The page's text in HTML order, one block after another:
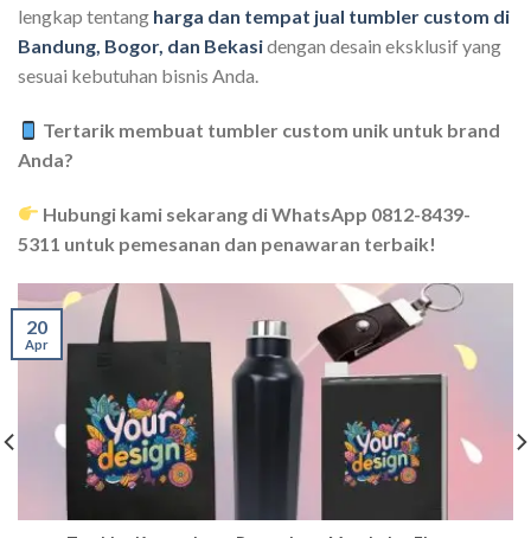
lengkap tentang harga dan tempat jual tumbler custom di
Bandung, Bogor, dan Bekasidengan desain eksklusif yang
sesuai kebutuhan bisnis Anda.
Tertarik membuat tumbler custom unik untuk brand
Anda?
Hubungi kami sekarang di WhatsApp 0812-8439-
5311 untuk pemesanan dan penawaran terbaik!
20
Apr